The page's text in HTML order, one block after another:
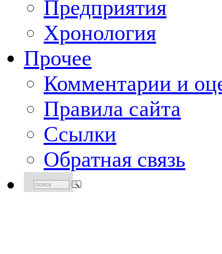
Предприятия
Хронология
Прочее
Комментарии и
Правила сайта
Ссылки
Обратная связь